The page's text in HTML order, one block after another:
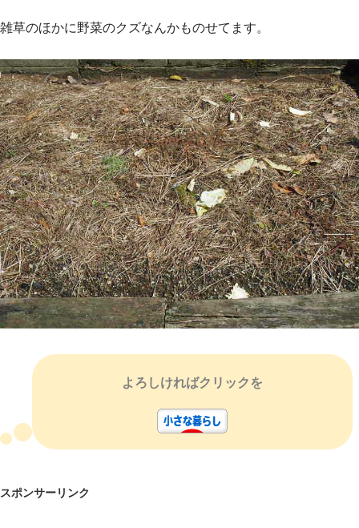
雑草のほかに野菜のクズなんかものせてます。
よろしければクリックを
スポンサーリンク